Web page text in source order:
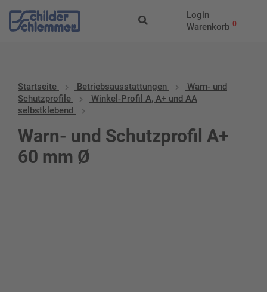
Login
Warenkorb 0
Startseite Betriebs­aus­stattungen
Warn- und
Schutzprofile
Winkel-Profil A, A+ und AA
selbstklebend
Warn- und Schutzprofil A+
60 mm Ø